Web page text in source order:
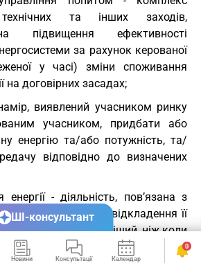
технічних та інших заходів,
підвищення ефективності
за рахунок керованої
у часі) зміни споживання
на договірних засадах;
виявлений учасником ринку
учасником, придбати або
енергію та/або потужність, та/
відповідно до визначених
енергії - діяльність, пов’язана з
енергії з метою відкладення її
на момент пізніший, ніж коли
з перетворенням електричної
енергії, в якому вона може
Новини Консультації Календар Сервіси
0
ШІ-консультант